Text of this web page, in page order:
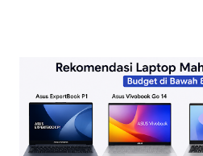
laptop Asus 2026. Desain dan
Aluminium Premium Asus
plastik atau kombinasi plastik-
yang lebih variatif, cocok untuk